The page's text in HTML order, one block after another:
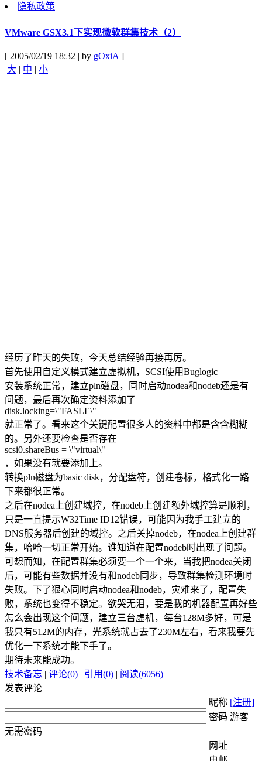
隐私政策
VMware GSX3.1下实现微软群集技术（2）
[ 2005/02/19 18:32 | by gOxiA]
大 | 中 | 小
经历了昨天的失败，今天总结经验再接再厉。
首先使用自定义模式建立虚拟机，SCSI使用Buglogic
安装系统正常，建立pln磁盘，同时启动nodea和nodeb还是有
问题，最后再次确定资料添加了
disk.locking=\"FASLE\"
就正常了。看来这个关键配置很多人的资料中都是含含糊糊
的。另外还要检查是否存在
scsi0.shareBus = \"virtual\"
，如果没有就要添加上。
转换pln磁盘为basic disk，分配盘符，创建卷标，格式化一路
下来都很正常。
之后在nodea上创建域控，在nodeb上创建额外域控算是顺利，
只是一直提示W32Time ID12错误，可能因为我手工建立的
DNS服务器后创建的域控。之后关掉nodeb，在nodea上创建群
集，哈哈一切正常开始。谁知道在配置nodeb时出现了问题。
可想而知，在配置群集必须要一个一个来，当我把nodea关闭
后，可能有些数据并没有和nodeb同步，导致群集检测环境时
失败。下了狠心同时启动nodea和nodeb，灾难来了，配置失
败，系统也变得不稳定。欲哭无泪，要是我的机器配置再好些
怎么会出现这个问题，建立三台虚机，每台128M多好，可是
我只有512M的内存，光系统就占去了230M左右，看来我要先
优化一下系统才能下手了。
期待未来能成功。
技术备忘 | 评论(0) | 引用(0) | 阅读(6056)
发表评论
昵称 [注册]
密码 游客
无需密码
网址